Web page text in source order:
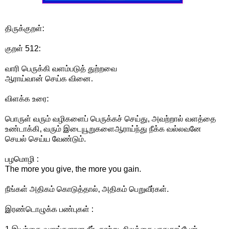
திருக்குறள்:
குறள் 512:
வாரி பெருக்கி வளம்படுத் துற்றவை
ஆராய்வான் செய்க வினை.
விளக்க உரை:
பொருள் வரும் வழிகளைப் பெருக்கச் செய்து, அவற்றால் வளத்தை
உண்டாக்கி, வரும் இடையூறுகளைஆராய்ந்து நீக்க வல்லவனே
செயல் செய்ய வேண்டும்.
பழமொழி :
The more you give, the more you gain.
நீங்கள் அதிகம் கொடுத்தால், அதிகம் பெறுவீர்கள்.
இரண்டொழுக்க பண்புகள் :